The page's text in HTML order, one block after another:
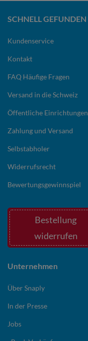
SCHNELL GEFUNDEN
Kundenservice
Kontakt
FAQ Häufige Fragen
Versand in die Schweiz
Öffentliche Einrichtungen
Zahlung und Versand
Selbstabholer
Widerrufsrecht
Bewertungsgewinnspiel
Bestellung
widerrufen
Unternehmen
Über Snaply
In der Presse
Jobs